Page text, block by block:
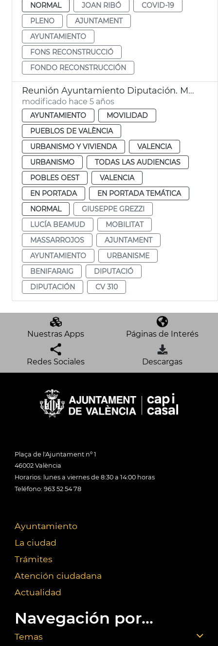
NORMAL
JOAN RIBÓ
COVID-19
PLENO
AJUNTAMENT
AYUNTAMIENTO
FONS RECONSTRUCCIÓ
FONDO RECONSTRUCCIÓN
Reunión Ayuntamiento Diputación. Massarrojos y Benifaraig
modificado hace 5 años
AYUNTAMIENTO
MOVILIDAD
PUEBLOS DE VALÈNCIA
URBANISMO Y VIVIENDA
VALENCIA
URBANISMO
TODAS LAS AUDIENCIAS
POBLES OEST
VALENCIA
EN PORTADA
EN PORTADA TEMÁTICA
NORMAL
GIUSEPPE GREZZI
LUCÍA BEAMUD
MOBILITAT
MASSARROJOS
AJUNTAMENT
AYUNTAMIENTO
URBANISME
BENIFARAIG
DIPUTACIÓ
DIPUTACIÓN
CV 310
Nuestras Apps Páginas de Interés
Redes Sociales Descargas
Plaça de l'Ajuntament nº 1
46002 València
Horarios: lunes a viernes de 8:30 a 14:00 horas
Teléfono: 963 52 54 78
Ayuntamiento
La ciudad
Trámites
Atención ciudadana
Actualidad
Navegación por...
Temas